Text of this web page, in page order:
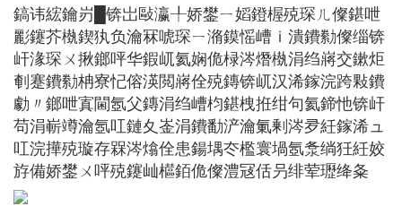
鎬讳綋鑰岃█锛岀敺瀛╀娇鐢ㄧ嫍鐙楃殑琛ㄦ儏鍖呭
彲鑳芥槸鍥犱负瀹冧唬琛ㄧ潃鏌愮嶆ｉ潰鐨勬儏缁锛
屽湪琛ㄨ揪鎯呯华鍜屼氦娴佹椂涔熸槸涓绉嶈交鏉炬
剦蹇鐨勬柟寮忋傛渶閲嶈佺殑鏄锛屼汉浠鎵浣跨敤鐨
勮〃鎯呭寘閫氬父鏄涓绉嶆枃鍖栧拰绀句氦鍗忚锛屽
苟涓嶄竴瀹氬叿鏈夊崟涓鐨勫浐瀹氭剰涔夛紝鎵浠ュ
叿浣撶殑璇存槑涔熻佺患鍚堣冭檻寰堝氬洜绱狅紝姣
斿備娇鐢ㄨ呯殑鑳屾櫙銆佹儏澧冦佸叧绯荤瓑绛夈